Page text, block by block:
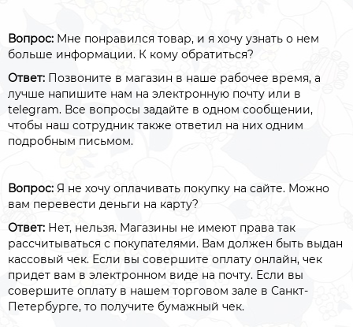
Вопрос: Мне понравился товар, и я хочу узнать о нем
больше информации. К кому обратиться?
Ответ: Позвоните в магазин в наше рабочее время, а
лучше напишите нам на электронную почту или в
telegram. Все вопросы задайте в одном сообщении,
чтобы наш сотрудник также ответил на них одним
подробным письмом.
Вопрос: Я не хочу оплачивать покупку на сайте. Можно
вам перевести деньги на карту?
Ответ: Нет, нельзя. Магазины не имеют права так
рассчитываться с покупателями. Вам должен быть выдан
кассовый чек. Если вы совершите оплату онлайн, чек
придет вам в электронном виде на почту. Если вы
совершите оплату в нашем торговом зале в Санкт-
Петербурге, то получите бумажный чек.